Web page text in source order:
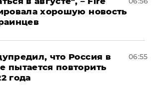
хорошую новость
что Россия в
пытается повторить
года
06:55